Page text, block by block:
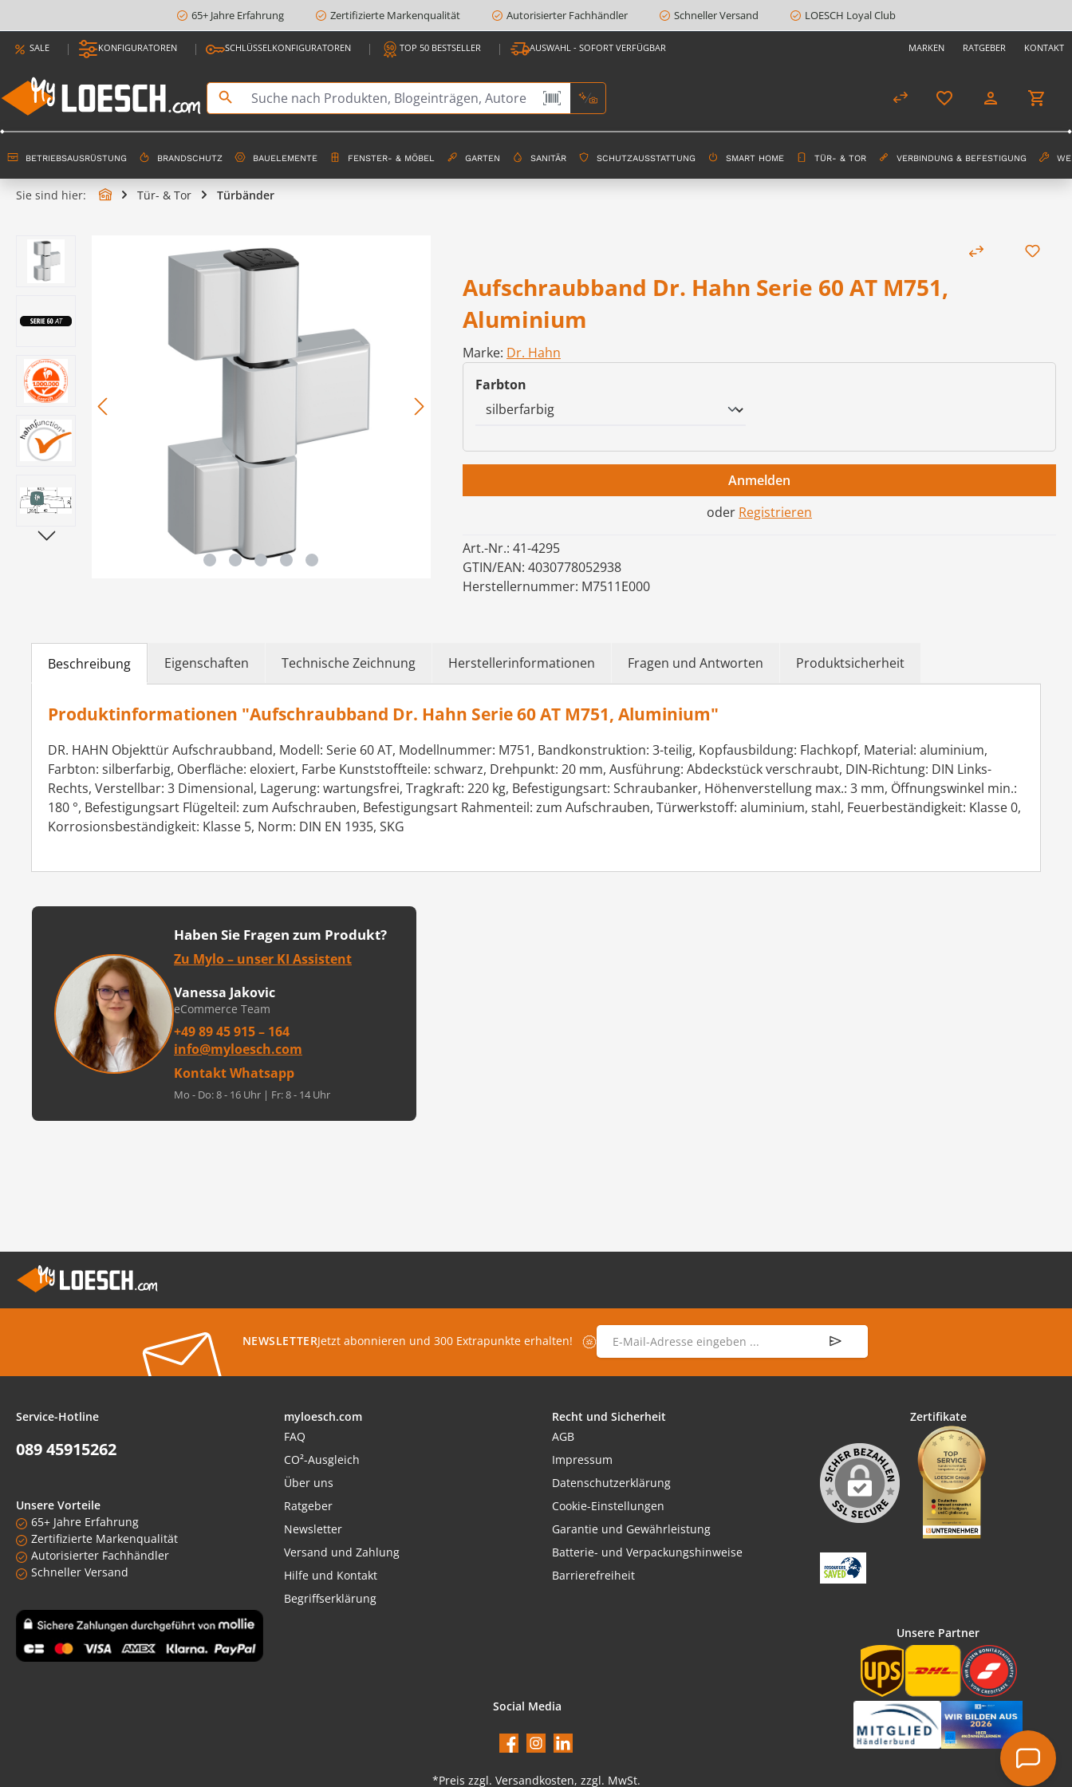
Zur Hauptnavigation springen
65+ Jahre Erfahrung Zertifizierte Markenqualität Autorisierter Fachhändler Schneller Versand LOESCH Loyal Club
SALE KONFIGURATOREN SCHLÜSSELKONFIGURATOREN TOP 50 BESTSELLER AUSWAHL - SOFORT VERFÜGBAR MARKEN RATGEBER KONTAKT
BETRIEBSAUSRÜSTUNG BRANDSCHUTZ BAUELEMENTE FENSTER- & MÖBEL GARTEN SANITÄR SCHUTZAUSSTATTUNG SMART HOME TÜR- & TOR VERBINDUNG & BEFESTIGUNG
Sie sind hier: Tür- & Tor Türbänder
Bildergalerie überspringen
Aufschraubband Dr. Hahn Serie 60 AT M751,
Aluminium
Marke: Dr. Hahn
Farbton
Anmelden
oder Registrieren
Art.-Nr.: 41-4295
GTIN/EAN: 4030778052938
Herstellernummer: M7511E000
Beschreibung Eigenschaften Technische Zeichnung Herstellerinformationen Fragen und Antworten Produktsicherheit
Produktinformationen "Aufschraubband Dr. Hahn Serie 60 AT M751, Aluminium"
DR. HAHN Objekttür Aufschraubband, Modell: Serie 60 AT, Modellnummer: M751, Bandkonstruktion: 3-teilig, Kopfausbildung: Flachkopf, Material: aluminium,
Farbton: silberfarbig, Oberfläche: eloxiert, Farbe Kunststoffteile: schwarz, Drehpunkt: 20 mm, Ausführung: Abdeckstück verschraubt, DIN-Richtung: DIN Links-
Rechts, Verstellbar: 3 Dimensional, Lagerung: wartungsfrei, Tragkraft: 220 kg, Befestigungsart: Schraubanker, Höhenverstellung max.: 3 mm, Öffnungswinkel min.:
180 °, Befestigungsart Flügelteil: zum Aufschrauben, Befestigungsart Rahmenteil: zum Aufschrauben, Türwerkstoff: aluminium, stahl, Feuerbeständigkeit: Klasse 0,
Korrosionsbeständigkeit: Klasse 5, Norm: DIN EN 1935, SKG
Haben Sie Fragen zum Produkt?
Zu Mylo – unser KI Assistent
Vanessa Jakovic
eCommerce Team
+49 89 45 915 – 164
info@myloesch.com
Kontakt Whatsapp
Mo - Do: 8 - 16 Uhr | Fr: 8 - 14 Uhr
NEWSLETTERJetzt abonnieren und 300 Extrapunkte erhalten!
E-Mail-Adresse
Service-Hotline
089 45915262
Unsere Vorteile
65+ Jahre Erfahrung
Zertifizierte Markenqualität
Autorisierter Fachhändler
Schneller Versand
myloesch.com
FAQ
CO²-Ausgleich
Über uns
Ratgeber
Newsletter
Versand und Zahlung
Hilfe und Kontakt
Begriffserklärung
Recht und Sicherheit
AGB
Impressum
Datenschutzerklärung
Cookie-Einstellungen
Garantie und Gewährleistung
Batterie- und Verpackungshinweise
Barrierefreiheit
Zertifikate
Unsere Partner
Social Media
FacebookInstagram
LinkedIn
*Preis zzgl. Versandkosten, zzgl. MwSt.